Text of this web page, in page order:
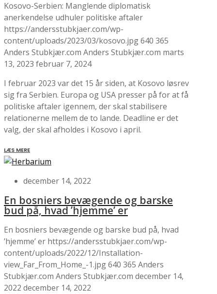
Kosovo-Serbien: Manglende diplomatisk
anerkendelse udhuler politiske aftaler
https://andersstubkjaer.com/wp-
content/uploads/2023/03/kosovo.jpg640 365
Anders Stubkjær.com Anders Stubkjær.com marts
13, 2023 februar 7, 2024
I februar 2023 var det 15 år siden, at Kosovo løsrev
sig fra Serbien. Europa og USA presser på for at få
politiske aftaler igennem, der skal stabilisere
relationerne mellem de to lande. Deadline er det
valg, der skal afholdes i Kosovo i april.
LÆS MERE
december 14, 2022
En bosniers bevægende og barske
bud på, hvad ’hjemme’ er
En bosniers bevægende og barske bud på, hvad
’hjemme’ er https://andersstubkjaer.com/wp-
content/uploads/2022/12/Installation-
view_Far_From_Home_-1.jpg640 365 Anders
Stubkjær.com Anders Stubkjær.com december 14,
2022 december 14, 2022